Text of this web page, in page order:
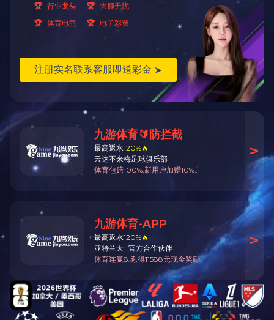
返回顶部
星空手机网页版登录入口